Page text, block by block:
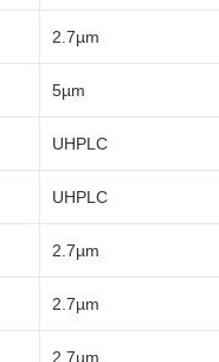
2.7µm
5µm
UHPLC
UHPLC
2.7µm
2.7µm
2.7µm